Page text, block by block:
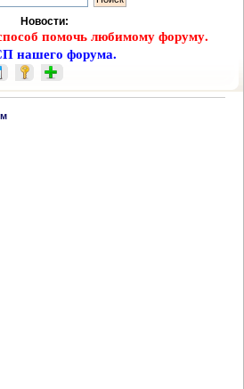
Новости:
помочь любимому форуму.
нашего форума.